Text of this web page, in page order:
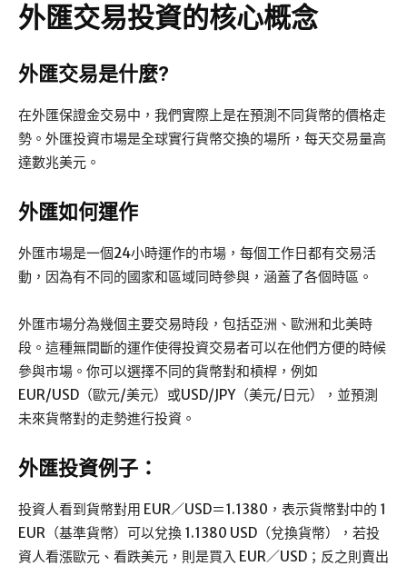
外匯交易投資的核心概念
外匯交易是什麼?
在外匯保證金交易中，我們實際上是在預測不同貨幣的價格走
勢。外匯投資市場是全球實行貨幣交換的場所，每天交易量高
達數兆美元。
外匯如何運作
外匯市場是一個24小時運作的市場，每個工作日都有交易活
動，因為有不同的國家和區域同時參與，涵蓋了各個時區。
外匯市場分為幾個主要交易時段，包括亞洲、歐洲和北美時
段。這種無間斷的運作使得投資交易者可以在他們方便的時候
參與市場。你可以選擇不同的貨幣對和槓桿，例如
EUR/USD（歐元/美元）或USD/JPY（美元/日元），並預測
未來貨幣對的走勢進行投資。
外匯投資例子：
投資人看到貨幣對用 EUR／USD＝1.1380，表示貨幣對中的 1
EUR（基準貨幣）可以兌換 1.1380 USD（兌換貨幣），若投
資人看漲歐元、看跌美元，則是買入 EUR／USD；反之則賣出